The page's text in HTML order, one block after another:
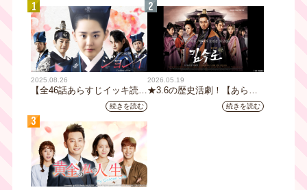
1
2025.08.26
【全46話あらすじイッキ読
み】韓国ドラマ『火の女神
ジョンイ』｜テレビ大阪 9
月11日（木）朝8時放送スタ
ート
続きを読む
2
2026.05.19
★3.6の歴史活劇！【あらす
じ全32話イッキ読み】韓国ド
ラマ『鉄の王 キム・スロ』
続きを読む
3